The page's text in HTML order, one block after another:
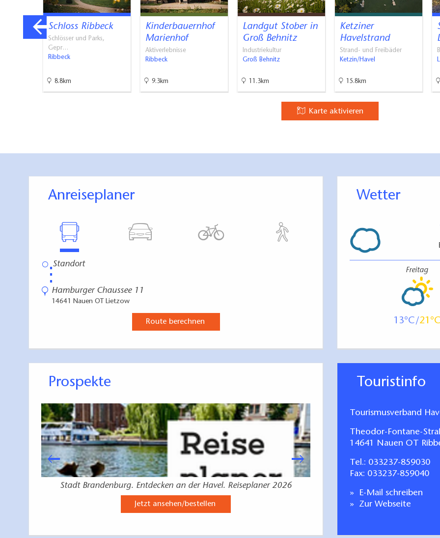
Schloss Ribbeck
Schlösser und Parks,
Gepr…
Ribbeck
8.8km
Kinderbauernhof
Marienhof
Aktiverlebnisse
Ribbeck
9.3km
Landgut Stober in
Groß Behnitz
Industriekultur
Groß Behnitz
11.3km
Ketziner
Havelstrand
Strand- und Freibäder
Ketzin/Havel
15.8km
Karte aktivieren
Anreiseplaner
⋮
Hamburger Chaussee 11
14641 Nauen OT Lietzow
Route berechnen
Wetter
Freitag
13 21
Prospekte
Stadt Brandenburg. Entdecken an der Havel. Reiseplaner 2026
Jetzt ansehen/bestellen Jetzt
Touristinfo
Tourismusverband
Theodor-Fontane-
14641 Nauen OT
Tel.: 033237-859030
Fax: 033237-859040
E-Mail schreiben
Zur Webseite